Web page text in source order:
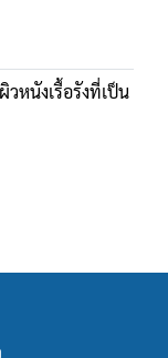
หนังเรื้อรังที่เป็น